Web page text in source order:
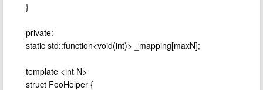
}
private:
static std::function<void(int)> _mapping[maxN];
template <int N>
struct FooHelper {